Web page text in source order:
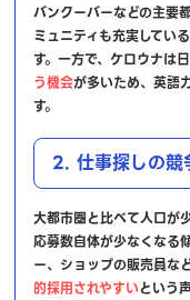
バンクーバーなどの主要
ミュニティも充実してい
す。一方で、ケロウナは
う機会が多いため、英語
す。
2. 仕事探しの競
大都市圏と比べて人口が
応募数自体が少なくなる
ー、ショップの販売員な
的採用されやすいという